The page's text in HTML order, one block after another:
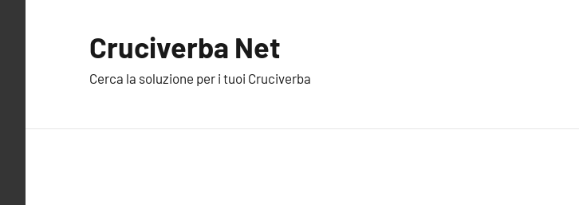
Cruciverba Net
Cerca la soluzione per i tuoi Cruciverba